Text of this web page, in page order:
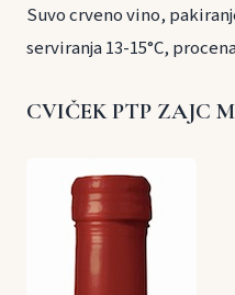
Suvo crveno vino,
serviranja 13-15°C,
CVIČEK PTP ZAJC